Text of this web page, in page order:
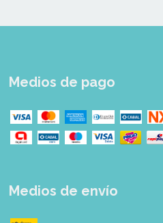
Medios de pago
Medios de envío